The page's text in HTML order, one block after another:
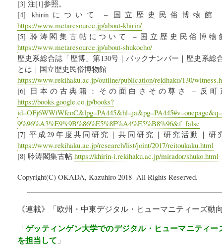
[3] 注[1]参照。
[4] khirinについて – 国立歴史民俗博物
https://www.metaresource.jp/about-khirin/
[5] 聆涛閣集古帖について – 国立歴史民俗博
https://www.metaresource.jp/about-shukocho/
歴史系総合誌「歴博」第130号｜バックナンバー｜歴史系総
とは｜国立歴史民俗博物館
https://www.rekihaku.ac.jp/outline/publication/rekihaku/130/
[6] 日本の古典籍：その面白さその尊さ – 反町
https://books.google.co.jp/books?
9%96%A3%E9%9B%86%E5%8F%A4%E5%B8%96&f=false
[7] 平成29年度共同研究｜共同研究｜研究活動｜研
https://www.rekihaku.ac.jp/research/list/joint/2017/reitoukaku.html
[8] 聆涛閣集古帖 https://khirin-i.rekihaku.ac.jp/mirador/shuko.html
Copyright(C) OKADA, Kazuhiro 2018- All Rights Reserved.
《連載》「欧州・中東デジタル・ヒューマニティーズ動
「ゲッティンゲン大学でのデジタル・ヒューマニティ
を担当して 」